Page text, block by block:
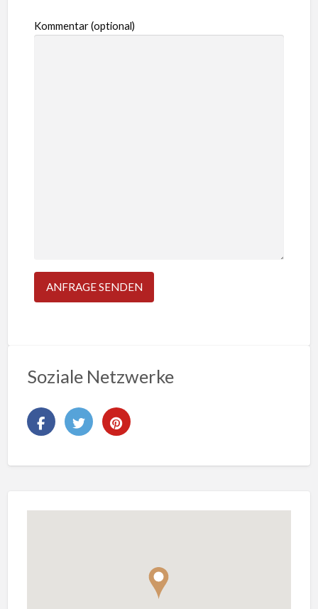
Kommentar (optional)
Soziale Netzwerke